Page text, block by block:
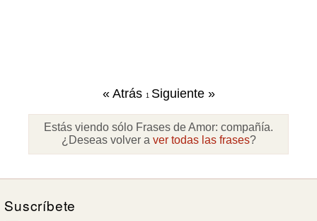
« Atrás 1 Siguiente »
Estás viendo sólo Frases de Amor: compañía.
¿Deseas volver a ver todas las frases?
Suscríbete